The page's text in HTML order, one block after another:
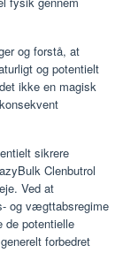
og forstå, at
og potentielt
ikke en magisk
sikrere
Clenbutrol
Ved at
og vægttabsregime
de potentielle
forbedret